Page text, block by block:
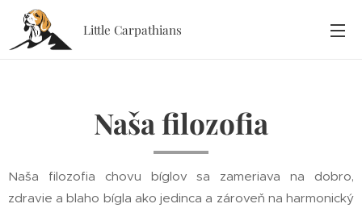
Little Carpathians
Naša filozofia
Naša filozofia chovu bíglov sa zameriava na dobro,
zdravie a blaho bígla ako jedinca a zároveň na harmonický